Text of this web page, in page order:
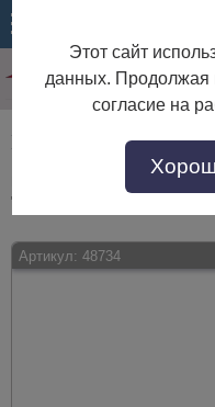
Шкафы для девочки
Шкафы для девочки по
"Дом Мебели" с доставкой по
Артикул: 48734
Этот сайт
данных. Продолжая
согласие на